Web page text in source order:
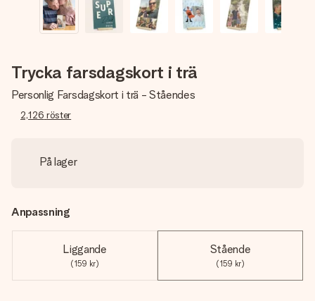
Trycka farsdagskort i trä
Personlig Farsdagskort i trä - Ståendes
2,126 röster
På lager
Anpassning
Liggande
(159 kr)
Stående
(159 kr)